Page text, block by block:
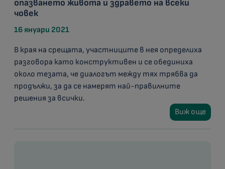
опазването живота и здравето на всеки
човек
16 януари 2021
В края на срещата, участниците в нея определиха
разговора като конструктивен и се обединиха
около тезата, че диалогът между тях трябва да
продължи, за да се намерят най-правилните
решения за всички.
Виж още